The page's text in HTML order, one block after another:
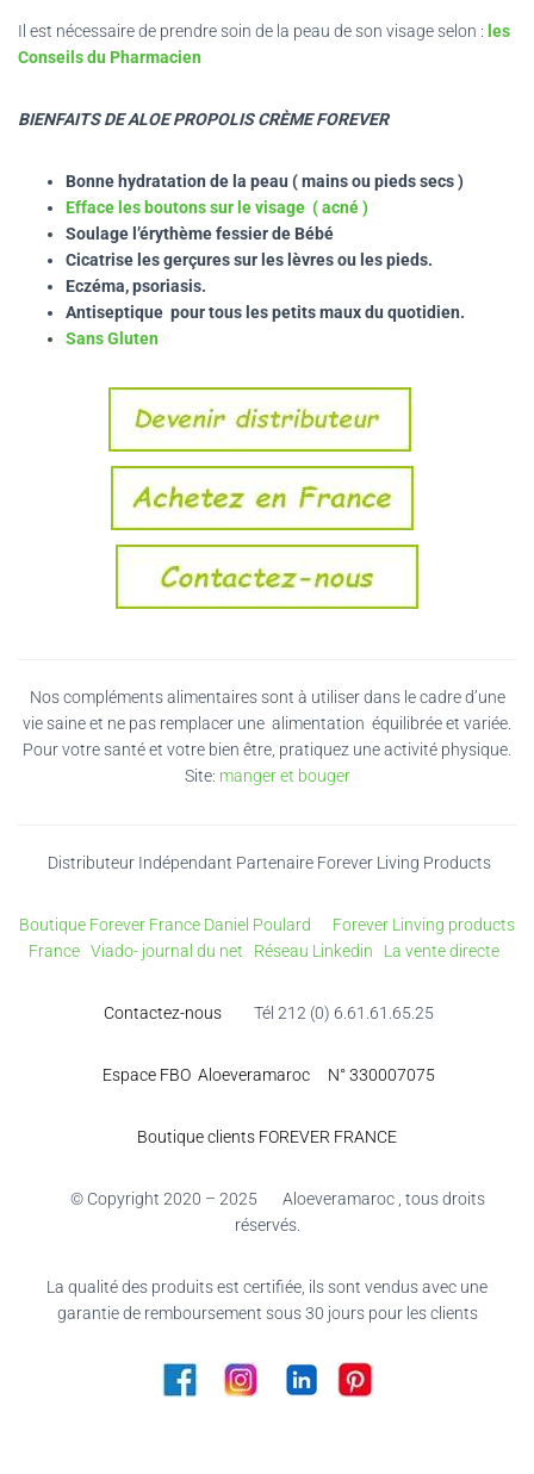
Il est nécessaire de prendre soin de la peau de son visage selon : les
Conseils du Pharmacien
BIENFAITS DE ALOE PROPOLIS CRÈME FOREVER
Bonne hydratation de la peau ( mains ou pieds secs )
Efface les boutons sur le visage ( acné )
Soulage l’érythème fessier de Bébé
Cicatrise les gerçures sur les lèvres ou les pieds.
Eczéma, psoriasis.
Antiseptique pour tous les petits maux du quotidien.
Sans Gluten
Nos compléments alimentaires sont à utiliser dans le cadre d’une
vie saine et ne pas remplacer une alimentation équilibrée et variée.
Pour votre santé et votre bien être, pratiquez une activité physique.
Site: manger et bouger
Distributeur Indépendant Partenaire Forever Living Products
Boutique Forever France Daniel Poulard
Forever Linving products
France Viado- journal du net Réseau Linkedin La vente directe
Contactez-nous Tél 212 (0) 6.61.61.65.25
Espace FBO Aloeveramaroc N° 330007075
Boutique clients FOREVER FRANCE
© Copyright 2020 – 2025 Aloeveramaroc , tous droits
réservés.
La qualité des produits est certifiée, ils sont vendus avec une
garantie de remboursement sous 30 jours pour les clients